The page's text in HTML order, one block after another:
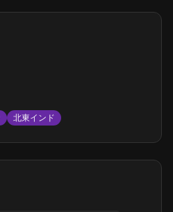
北東インド